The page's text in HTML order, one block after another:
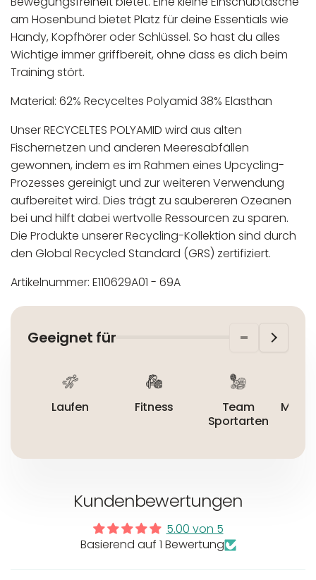
am Hosenbund bietet Platz für deine Essentials wie
Handy, Kopfhörer oder Schlüssel. So hast du alles
Wichtige immer griffbereit, ohne dass es dich beim
Training stört.
Material: 62% Recyceltes Polyamid 38% Elasthan
Unser RECYCELTES POLYAMID wird aus alten
Fischernetzen und anderen Meeresabfällen
gewonnen, indem es im Rahmen eines Upcycling-
Prozesses gereinigt und zur weiteren Verwendung
aufbereitet wird. Dies trägt zu saubereren Ozeanen
bei und hilft dabei wertvolle Ressourcen zu sparen.
Die Produkte unserer Recycling-Kollektion sind durch
den Global Recycled Standard (GRS) zertifiziert.
Artikelnummer: E110629A01 - 69A
Maschinenwäsche bis 30°C
Nicht bügeln
In der EU niedergelassener verantwortlicher
Geeignet für
Laufen Fitness
Team
Sportarten
Kundenbewertungen
5.00 von 5
Basierend auf 1 Bewertung